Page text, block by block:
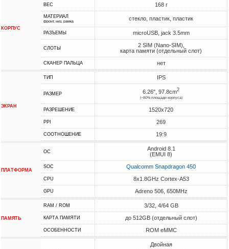
КОРПУС
ВЕС 168 г
МАТЕРИАЛ
фронт, низ, рамка стекло, пластик, пластик
РАЗЪЕМЫ microUSB, jack 3.5mm
СЛОТЫ
2 SIM (Nano-SIM),
карта памяти (отдельный слот)
СКАНЕР ПАЛЬЦА нет
ЭКРАН
ТИП IPS
РАЗМЕР 6.26", 97.8cm2
(~80% площади корпуса)
РАЗРЕШЕНИЕ 1520x720
PPI 269
СООТНОШЕНИЕ 19:9
ПЛАТФОРМА
ОС
Android 8.1
(EMUI 8)
SOC Qualcomm Snapdragon 450
CPU 8x1.8GHz Cortex-A53
GPU Adreno 506, 650MHz
ПАМЯТЬ
RAM / ROM 3/32, 4/64 GB
КАРТА ПАМЯТИ до 512GB (отдельный слот)
ОСОБЕННОСТИ ROM eMMC
Двойная